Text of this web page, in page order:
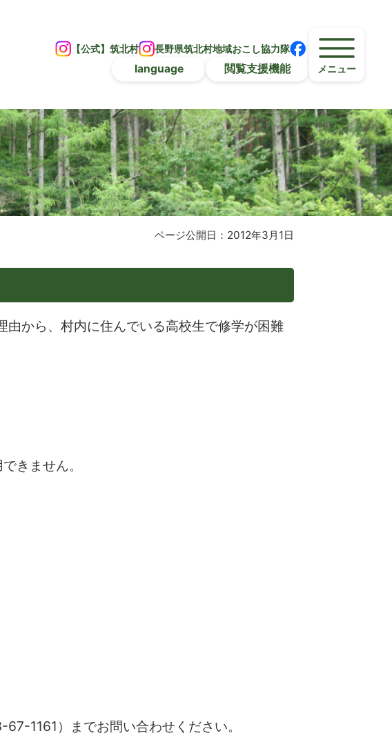
【公式】筑北村 長野県筑北村地域おこし協力隊
language 閲覧支援機能 メニュー
ページ公開日：2012年3月1日
から、村内に住んでいる高校生で修学が困難
きません。
1161）までお問い合わせください。